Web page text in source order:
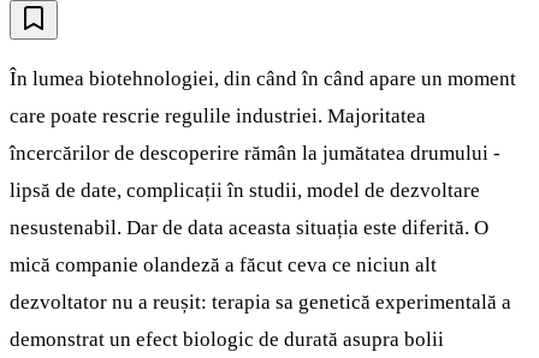
În lumea biotehnologiei, din când în când apare un moment
care poate rescrie regulile industriei. Majoritatea
încercărilor de descoperire rămân la jumătatea drumului -
lipsă de date, complicații în studii, model de dezvoltare
nesustenabil. Dar de data aceasta situația este diferită. O
mică companie olandeză a făcut ceva ce niciun alt
dezvoltator nu a reușit: terapia sa genetică experimentală a
demonstrat un efect biologic de durată asupra bolii